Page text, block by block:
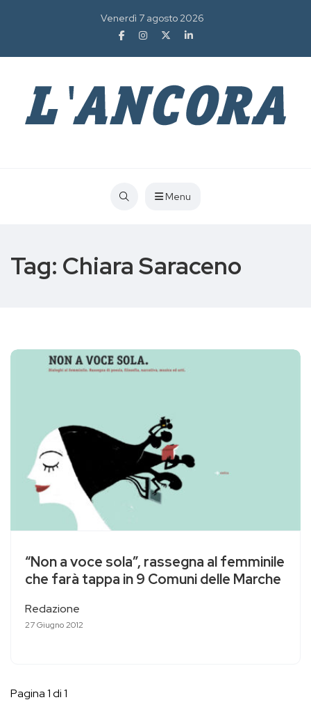
Venerdì 7 agosto 2026
Menu
Tag: Chiara Saraceno
“Non a voce sola”, rassegna al femminile
che farà tappa in 9 Comuni delle Marche
Redazione
27 Giugno 2012
Pagina 1 di 1